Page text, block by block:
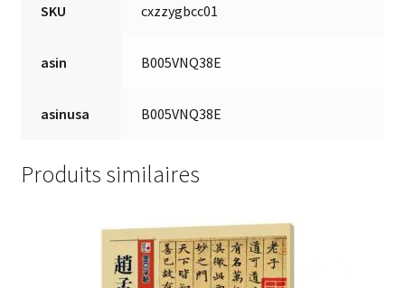
SKU cxzzygbcc01
asin B005VNQ38E
asinusa B005VNQ38E
Produits similaires